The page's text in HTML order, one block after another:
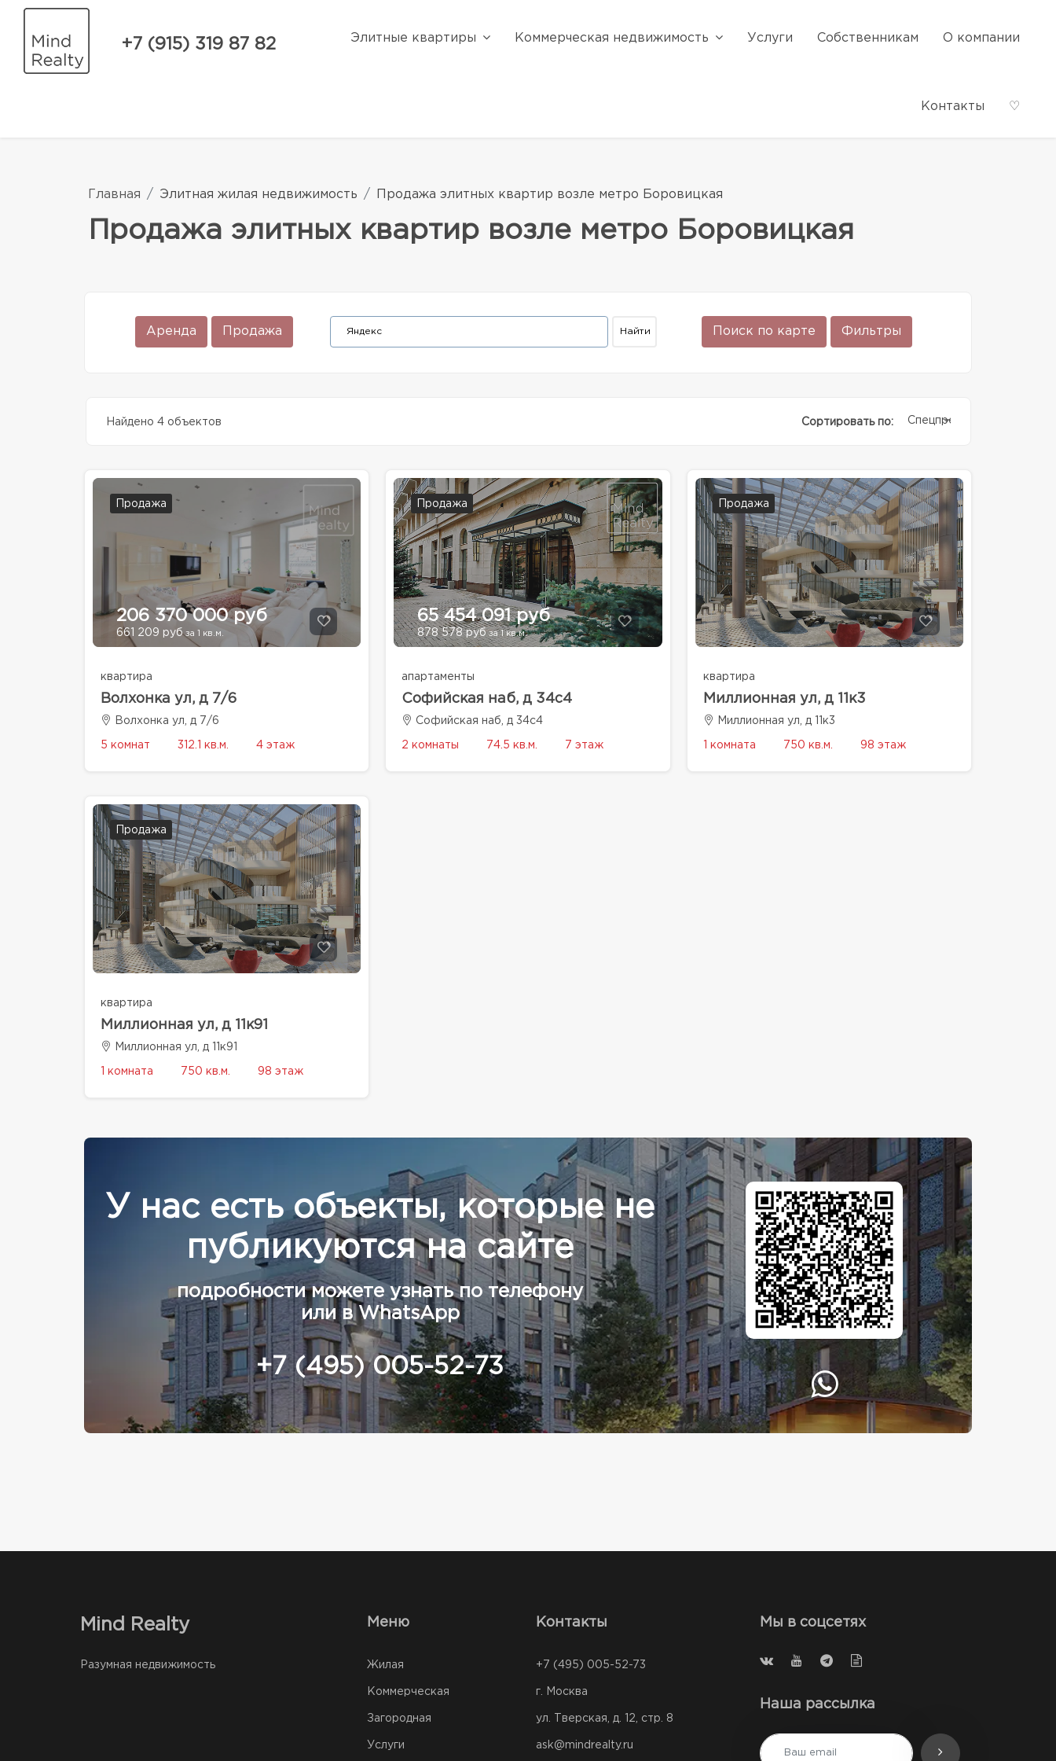
+7 (915) 319 87 82 Элитные квартиры Коммерческая недвижимость Услуги Собственникам О компании
Контакты ♡
Главная Элитная жилая недвижимость Продажа элитных квартир возле метро Боровицкая
Продажа элитных квартир возле метро Боровицкая
Аренда Продажа Поиск по карте Фильтры
Найдено 4 объектов Сортировать по: Спецпредолжение
Продажа
206 370 000 руб
661 209 рубза 1 кв.м.
квартира
Волхонка ул, д 7/6
Волхонка ул, д 7/6
5 комнат 312.1 кв.м. 4 этаж
Продажа
65 454 091 руб
878 578 рубза 1 кв.м.
апартаменты
Софийская наб, д 34с4
Софийская наб, д 34с4
2 комнаты 74.5 кв.м. 7 этаж
Продажа
квартира
Миллионная ул, д 11к3
Миллионная ул, д 11к3
1 комната 750 кв.м. 98 этаж
Продажа
квартира
Миллионная ул, д 11к91
Миллионная ул, д 11к91
1 комната 750 кв.м. 98 этаж
У нас есть объекты, которые не
публикуются на сайте
подробности можете узнать по телефону
или в WhatsApp
+7 (495) 005-52-73
Mind Realty
Разумная недвижимость
Меню
Жилая
Коммерческая
Загородная
Услуги
Контакты
+7 (495) 005-52-73
г. Москва
ул. Тверская, д. 12, стр. 8
ask@mindrealty.ru
Мы в соцсетях
Наша рассылка